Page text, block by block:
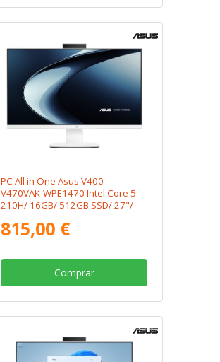
PC All in One Asus V400
V470VAK-WPE1470 Intel Core 5-
210H/ 16GB/ 512GB SSD/ 27"/
815,00 €
Comprar